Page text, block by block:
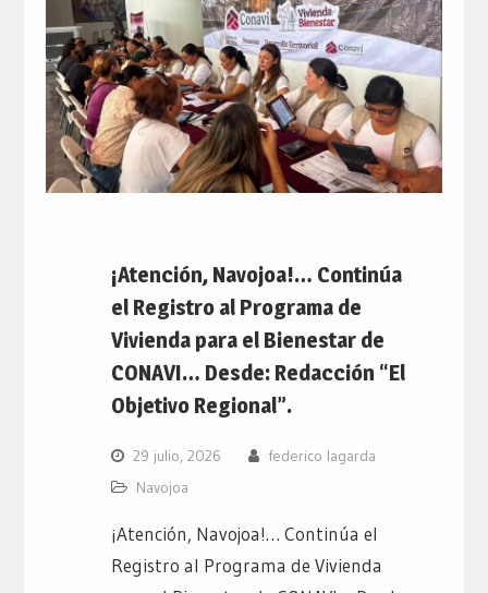
¡Atención, Navojoa!… Continúa
el Registro al Programa de
Vivienda para el Bienestar de
CONAVI… Desde: Redacción “El
Objetivo Regional”.
29 julio, 2026
federico lagarda
Navojoa
¡Atención, Navojoa!… Continúa el
Registro al Programa de Vivienda